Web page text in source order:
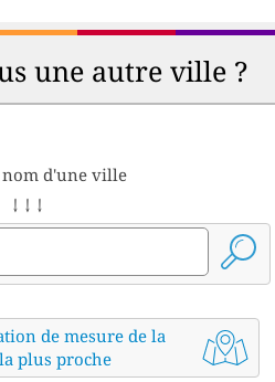
une autre ville ?
d'une ville
↓ ↓ ↓
de mesure de la
plus proche